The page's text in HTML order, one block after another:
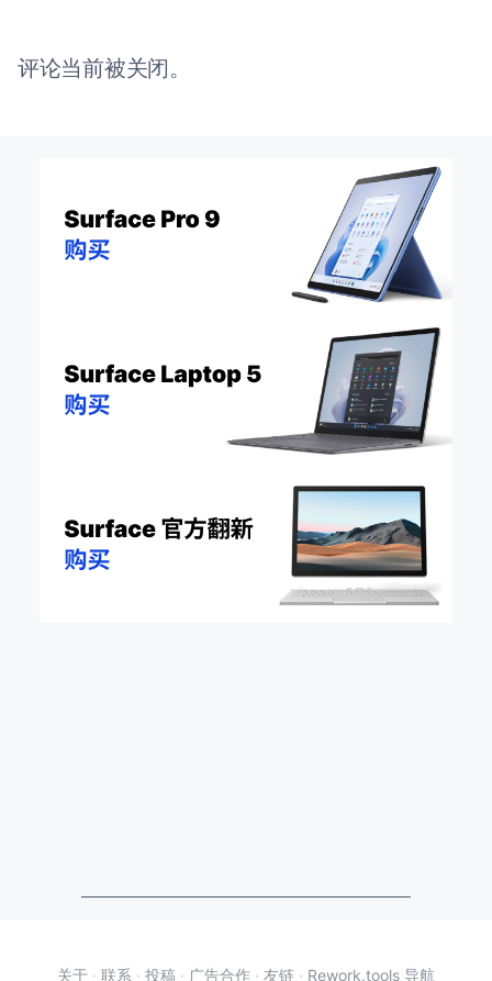
评论当前被关闭。
关于 · 联系 · 投稿 · 广告合作 · 友链 · Rework.tools 导航